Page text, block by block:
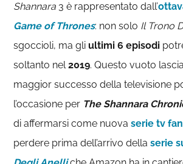
Shannara 3 è rappresentato dall’
Game of Thrones: non solo Il Trono
sgoccioli, ma gliultimi 6 episodi
soltanto nel2019. Questo vuoto
maggior successo della televisione
l’occasione per The Shannara
di affermarsi come nuovaserie tv
perdere prima dell’arrivo dellaserie